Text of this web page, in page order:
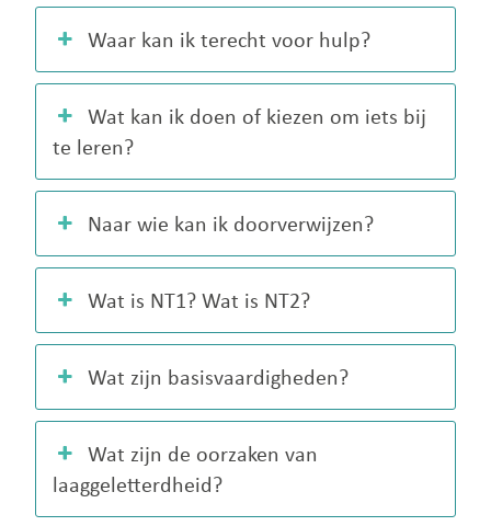
Waar kan ik terecht voor hulp?
Wat kan ik doen of kiezen om iets bij
te leren?
Naar wie kan ik doorverwijzen?
Wat is NT1? Wat is NT2?
Wat zijn basisvaardigheden?
Wat zijn de oorzaken van
laaggeletterdheid?